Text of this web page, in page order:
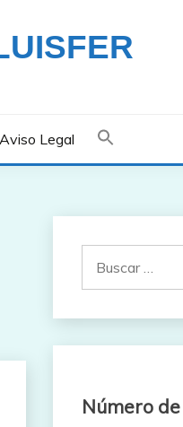
Aviso Legal
Número